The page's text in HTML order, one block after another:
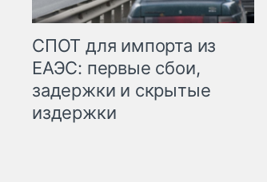
СПОТ для импорта из
ЕАЭС: первые сбои,
задержки и скрытые
издержки